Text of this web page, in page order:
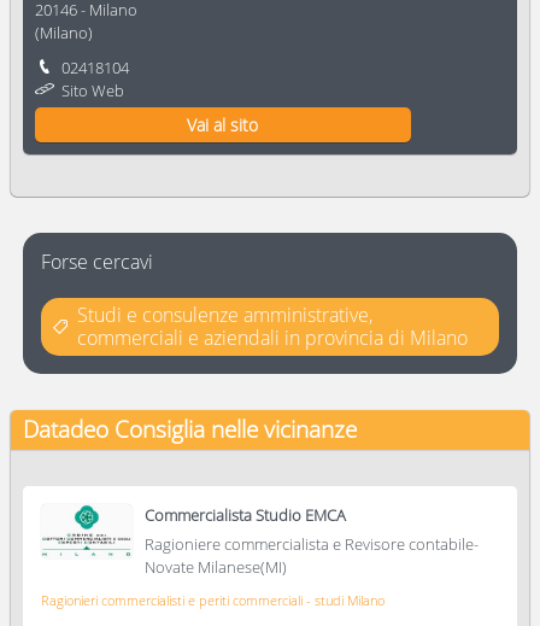
20146- Milano
(Milano)
02418104
Sito Web
Vai al sito
Forse cercavi
Studi e consulenze amministrative,
commerciali e aziendali in provincia di Milano
Datadeo Consiglia nelle vicinanze
Commercialista Studio EMCA
Ragioniere commercialista e Revisore contabile-
Novate Milanese(MI)
Ragionieri commercialisti e periti commerciali - studi Milano